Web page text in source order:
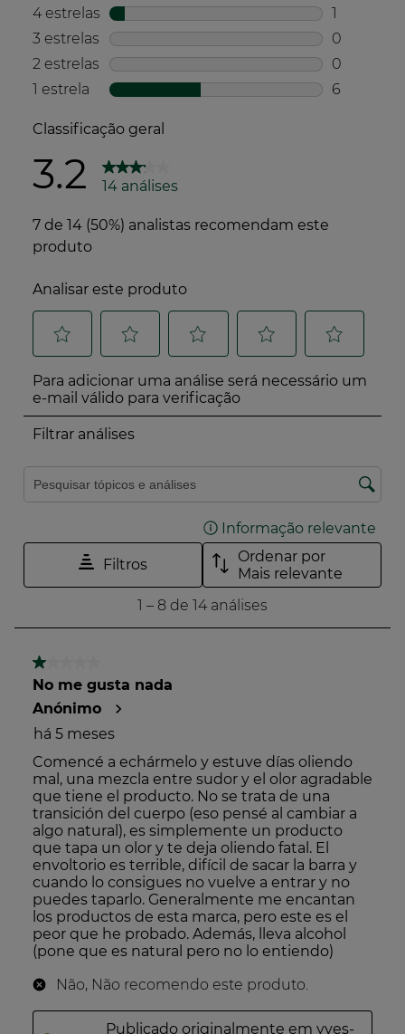
resíduos.
Transporte
Baixo impacto de CO2 para o transporte de
matérias-primas
Produto fabricado e embalado no mesmo local
Compromisso social
primas provenientes do comércio justo
Produzido e embalado numa fábrica com um
certificado*
*de acordo com a norma ISO 45001.
derivados de origem animal
A Yves Rocher é uma empresa com uma
plantas há mais de 65 anos.
Sabe mais sobre o seu programa de
compromisso Act Beautiful com 10 ações
concretas e ambições para 2030.
O Índice de Impacto Verde é uma ferramenta de
avaliação do impacto ambiental e social dos
produtos cosméticos, suplementos alimentares e
produtos de saúde e bem-estar familiar.
Desenvolvido em colaboração com 24 marcas
fundadoras, avalia os produtos em função de mais de
50 critérios para uma maior transparência.
Mais informações